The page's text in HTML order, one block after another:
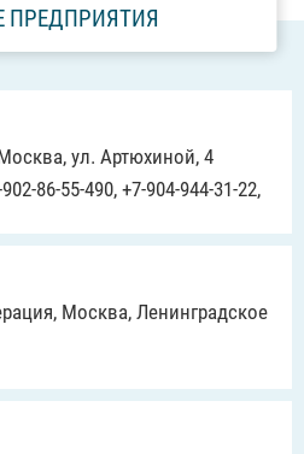
ПРЕДПРИЯТИЯ
ул. Артюхиной, 4
86-55-490, +7-904-944-31-22,
Москва, Ленинградское